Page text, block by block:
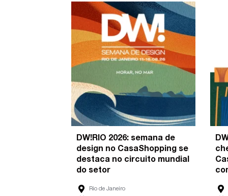
DW!RIO 2026: semana de
design no CasaShopping se
destaca no circuito mundial
do setor
Rio de Janeiro